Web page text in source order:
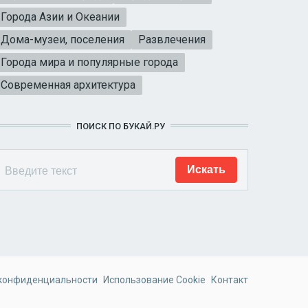
Города Азии и Океании
Дома-музеи, поселения
Развлечения
Города мира и популярные города
Современная архитектура
ПОИСК ПО БУКАЙ.РУ
Использование Cookie Контакт